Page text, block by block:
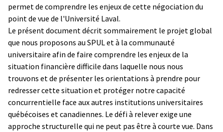
permet de comprendre les enjeux de cette négociation du
point de vue de l'Université Laval.
Le présent document décrit sommairement le projet global
que nous proposons au SPUL et à la communauté
universitaire afin de faire comprendre les enjeux de la
situation financière difficile dans laquelle nous nous
trouvons et de présenter les orientations à prendre pour
redresser cette situation et protéger notre capacité
concurrentielle face aux autres institutions universitaires
québécoises et canadiennes. Le défi à relever exige une
approche structurelle qui ne peut pas être à courte vue. Dans